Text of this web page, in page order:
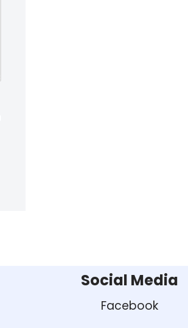
Social Media
Facebook